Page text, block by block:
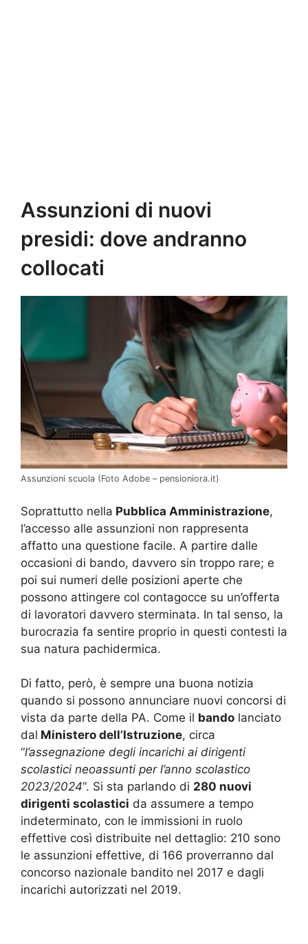
Assunzioni di nuovi
presidi: dove andranno
collocati
Assunzioni scuola (Foto Adobe – pensioniora.it)
Soprattutto nella Pubblica Amministrazione,
l’accesso alle assunzioni non rappresenta
affatto una questione facile. A partire dalle
occasioni di bando, davvero sin troppo rare; e
poi sui numeri delle posizioni aperte che
possono attingere col contagocce su un’offerta
di lavoratori davvero sterminata. In tal senso, la
burocrazia fa sentire proprio in questi contesti la
sua natura pachidermica.
Di fatto, però, è sempre una buona notizia
quando si possono annunciare nuovi concorsi di
vista da parte della PA. Come il bando lanciato
dal Ministero dell’Istruzione, circa
“l’assegnazione degli incarichi ai dirigenti
scolastici neoassunti per l’anno scolastico
2023/2024“. Si sta parlando di 280 nuovi
dirigenti scolastici da assumere a tempo
indeterminato, con le immissioni in ruolo
effettive così distribuite nel dettaglio: 210 sono
le assunzioni effettive, di 166 proverranno dal
concorso nazionale bandito nel 2017 e dagli
incarichi autorizzati nel 2019.